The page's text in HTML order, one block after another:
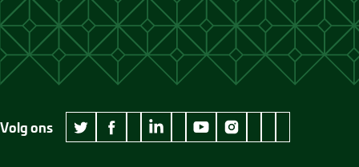
Volg ons
twitter Museum Jan Cunen
facebook Museum Jan Cunen
wikipedia Museum Jan Cunen
linkedin Museum Jan Cunen
googleplus Museum Jan Cunen
youtube Museum Jan Cunen
instagram Museum